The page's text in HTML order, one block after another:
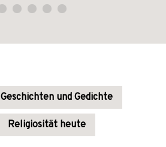
Geschichten und Gedichte
Religiosität heute